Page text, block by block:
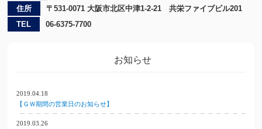
住所
〒531-0071 大阪市北区中津1-2-21 共栄ファイブビル201
TEL
06-6375-7700
お知らせ
2019.04.18
【ＧＷ期間の営業日のお知らせ】
2019.03.26